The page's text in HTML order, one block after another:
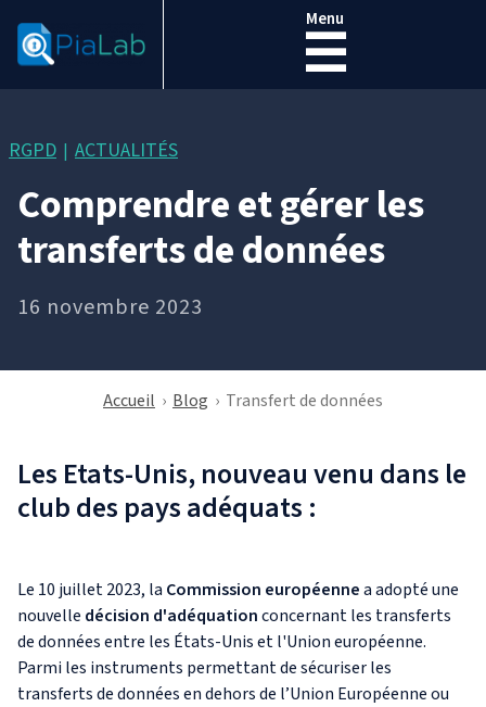
Menu
☰
RGPD | ACTUALITÉS
Comprendre et gérer les
transferts de données
16 novembre 2023
Accueil › Blog › Transfert de données
Les Etats-Unis, nouveau venu dans le
club des pays adéquats :
Le 10 juillet 2023, la Commission européennea adopté une
nouvelle décision d'adéquationconcernant les transferts
de données entre les États-Unis et l'Union européenne.
Parmi les instruments permettant de sécuriser les
transferts de données en dehors de l’Union Européenne ou